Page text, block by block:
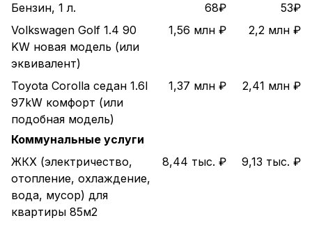
Бензин, 1 л. 68₽
53₽
Volkswagen Golf 1.4 90
KW новая модель (или
эквивалент)
1,56 млн ₽ 2,2 млн ₽
Toyota Corolla седан 1.6l
97kW комфорт (или
подобная модель)
1,37 млн ₽ 2,41 млн ₽
Коммунальные услуги
ЖКХ (электричество,
отопление, охлаждение,
вода, мусор) для
квартиры 85м2
8,44 тыс. ₽ 9,13 тыс. ₽